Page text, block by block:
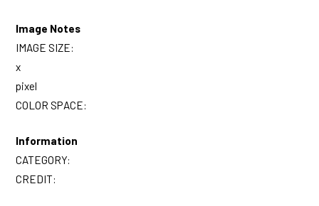
Image Notes
IMAGE SIZE:
x
pixel
COLOR SPACE:
Information
CATEGORY:
CREDIT: